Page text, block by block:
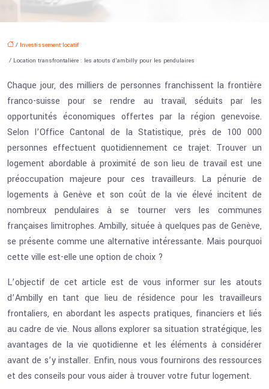
/ Investissement locatif
/ Location transfrontalière : les atouts d’ambilly pour les pendulaires
Chaque jour, des milliers de personnes franchissent la frontière
franco-suisse pour se rendre au travail, séduits par les
opportunités économiques offertes par la région genevoise.
Selon l’Office Cantonal de la Statistique, près de 100 000
personnes effectuent quotidiennement ce trajet. Trouver un
logement abordable à proximité de son lieu de travail est une
préoccupation majeure pour ces travailleurs. La pénurie de
logements à Genève et son coût de la vie élevé incitent de
nombreux pendulaires à se tourner vers les communes
françaises limitrophes. Ambilly, située à quelques pas de Genève,
se présente comme une alternative intéressante. Mais pourquoi
cette ville est-elle une option de choix ?
L’objectif de cet article est de vous informer sur les atouts
d’Ambilly en tant que lieu de résidence pour les travailleurs
frontaliers, en abordant les aspects pratiques, financiers et liés
au cadre de vie. Nous allons explorer sa situation stratégique, les
avantages de la vie quotidienne et les éléments à considérer
avant de s’y installer. Enfin, nous vous fournirons des ressources
et des conseils pour vous aider à trouver votre futur logement.